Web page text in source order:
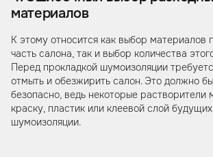
материалов
К этому относится как выбор материалов
часть салона, так и выбор количества
Перед прокладкой шумоизоляции
отмыть и обезжирить салон. Это должно
безопасно, ведь некоторые растворители
краску, пластик или клеевой слой
шумоизоляции.